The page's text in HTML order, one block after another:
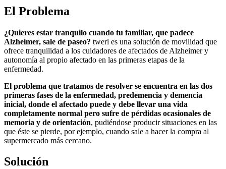
El Problema
¿Quieres estar tranquilo cuando tu familiar, que padece
Alzheimer, sale de paseo? tweri es una solución de movilidad que
ofrece tranquilidad a los cuidadores de afectados de Alzheimer y
autonomía al propio afectado en las primeras etapas de la
enfermedad.
El problema que tratamos de resolver se encuentra en las dos
primeras fases de la enfermedad, predemencia y demencia
inicial, donde el afectado puede y debe llevar una vida
completamente normal pero sufre de pérdidas ocasionales de
memoria y de orientación, pudiéndose producir situaciones en las
que éste se pierde, por ejemplo, cuando sale a hacer la compra al
supermercado más cercano.
Solución